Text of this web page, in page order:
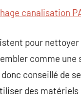
canalisation
pour
comme
conseillé de
des matériels